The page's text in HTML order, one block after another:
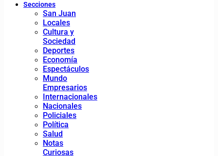
Secciones
San Juan
Locales
Cultura y
Sociedad
Deportes
Economía
Espectáculos
Mundo
Empresarios
Internacionales
Nacionales
Policiales
Política
Salud
Notas
Curiosas